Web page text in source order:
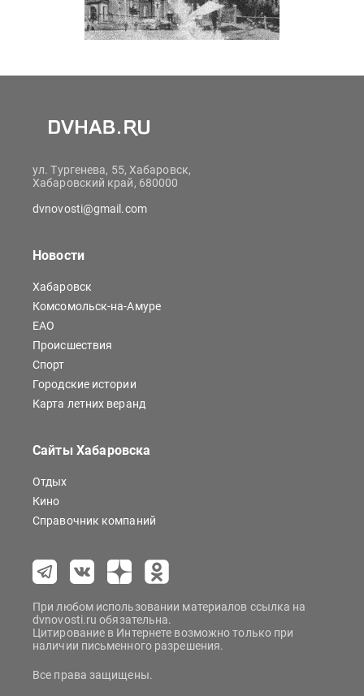
ул. Тургенева, 55, Хабаровск,
Хабаровский край, 680000
dvnovosti@gmail.com
Новости
Хабаровск
Комсомольск-на-Амуре
ЕАО
Происшествия
Спорт
Городские истории
Карта летних веранд
Сайты Хабаровска
Отдых
Кино
Справочник компаний
При любом использовании материалов ссылка на
dvnovosti.ru обязательна.
Цитирование в Интернете возможно только при
наличии письменного разрешения.
Все права защищены.